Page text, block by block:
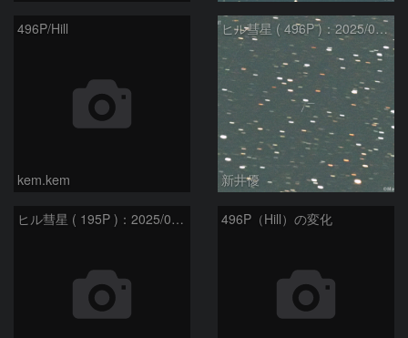
496P/Hill
kem.kem
ヒル彗星 ( 496P )：2025/04/04
新井優
ヒル彗星 ( 195P )：2025/03/22 496P（Hill）の変化